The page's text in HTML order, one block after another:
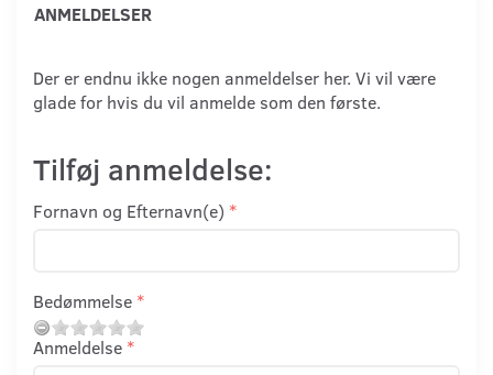
ANMELDELSER
Der er endnu ikke nogen anmeldelser her. Vi vil være
glade for hvis du vil anmelde som den første.
Tilføj anmeldelse:
Fornavn og Efternavn(e)
Bedømmelse
Anmeldelse